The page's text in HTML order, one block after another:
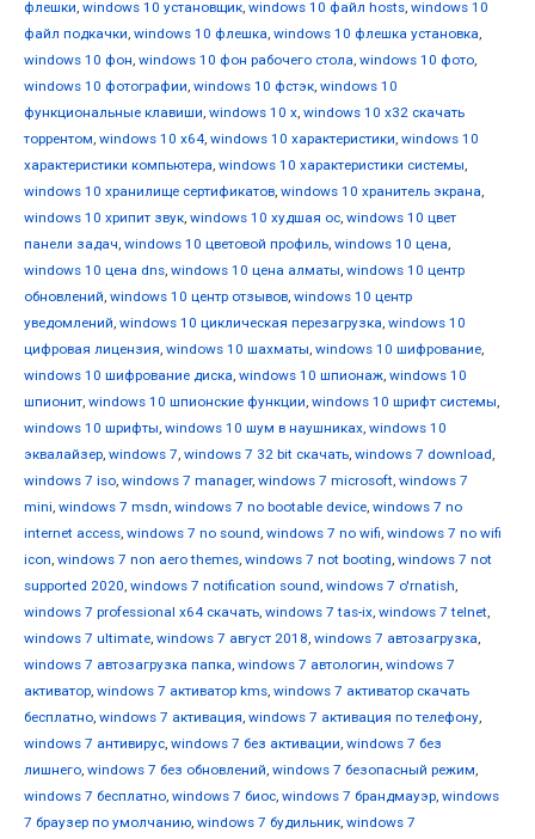
флешки, windows 10 установщик, windows 10 файл hosts, windows 10
файл подкачки, windows 10 флешка, windows 10 флешка установка,
windows 10 фон, windows 10 фон рабочего стола, windows 10 фото,
windows 10 фотографии, windows 10 фстэк, windows 10
функциональные клавиши, windows 10 х, windows 10 х32 скачать
торрентом, windows 10 х64, windows 10 характеристики, windows 10
характеристики компьютера, windows 10 характеристики системы,
windows 10 хранилище сертификатов, windows 10 хранитель экрана,
windows 10 хрипит звук, windows 10 худшая ос, windows 10 цвет
панели задач, windows 10 цветовой профиль, windows 10 цена,
windows 10 цена dns, windows 10 цена алматы, windows 10 центр
обновлений, windows 10 центр отзывов, windows 10 центр
уведомлений, windows 10 циклическая перезагрузка, windows 10
цифровая лицензия, windows 10 шахматы, windows 10 шифрование,
windows 10 шифрование диска, windows 10 шпионаж, windows 10
шпионит, windows 10 шпионские функции, windows 10 шрифт системы,
windows 10 шрифты, windows 10 шум в наушниках, windows 10
эквалайзер, windows 7, windows 7 32 bit скачать, windows 7 download,
windows 7 iso, windows 7 manager, windows 7 microsoft, windows 7
mini, windows 7 msdn, windows 7 no bootable device, windows 7 no
internet access, windows 7 no sound, windows 7 no wifi, windows 7 no wifi
icon, windows 7 non aero themes, windows 7 not booting, windows 7 not
supported 2020, windows 7 notification sound, windows 7 o'rnatish,
windows 7 professional x64 скачать, windows 7 tas-ix, windows 7 telnet,
windows 7 ultimate, windows 7 август 2018, windows 7 автозагрузка,
windows 7 автозагрузка папка, windows 7 автологин, windows 7
активатор, windows 7 активатор kms, windows 7 активатор скачать
бесплатно, windows 7 активация, windows 7 активация по телефону,
windows 7 антивирус, windows 7 без активации, windows 7 без
лишнего, windows 7 без обновлений, windows 7 безопасный режим,
windows 7 бесплатно, windows 7 биос, windows 7 брандмауэр, windows
7 браузер по умолчанию, windows 7 будильник, windows 7